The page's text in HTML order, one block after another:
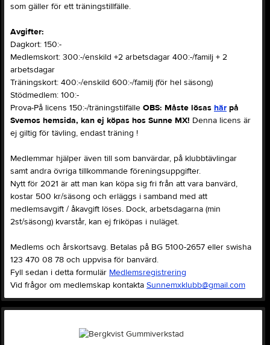
som gäller för ett träningstillfälle.
Avgifter:
Dagkort: 150:-
Medlemskort: 300:-/enskild +2 arbetsdagar 400:-/familj + 2
arbetsdagar
Träningskort: 400:-/enskild 600:-/familj (för hel säsong)
Stödmedlem: 100:-
Prova-På licens 150:-/träningstilfälle OBS: Måste lösas här på
Svemos hemsida, kan ej köpas hos Sunne MX! Denna licens är
ej giltig för tävling, endast träning !
Medlemmar hjälper även till som banvärdar, på klubbtävlingar
samt andra övriga tillkommande föreningsuppgifter.
Nytt för 2021 är att man kan köpa sig fri från att vara banvärd,
kostar 500 kr/säsong och erläggs i samband med att
medlemsavgift / åkavgift löses. Dock, arbetsdagarna (min
2st/säsong) kvarstår, kan ej friköpas i nuläget.
Medlems och årskortsavg. Betalas på BG 5100-2657 eller swisha
123 470 08 78 och uppvisa för banvärd.
Fyll sedan i detta formulär Medlemsregistrering
Vid frågor om medlemskap kontakta Sunnemxklubb@gmail.com